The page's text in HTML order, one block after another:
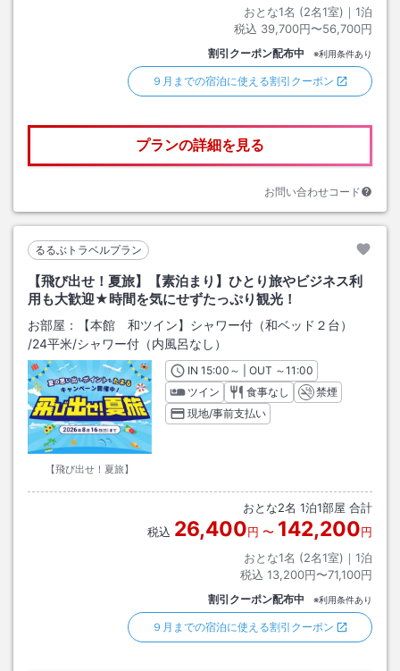
おとな1名 (2名1室)｜ 1泊
税込 39,700円〜56,700円
割引クーポン配布中 ※利用条件あり
９月までの宿泊に使える割引クーポン
プランの詳細を見る
お問い合わせコード
るるぶトラベルプラン
【飛び出せ！夏旅】【素泊まり】ひとり旅やビジネス利
用も大歓迎★時間を気にせずたっぷり観光！
お部屋：
【本館 和ツイン】シャワー付（和ベッド２台）
/24平米/シャワー付（内風呂なし）
【飛び出せ！夏旅】
INチェックイン
15:00 ～ | OUT チェックアウト
～11:00
ツイン
食事なし
禁煙
現地/事前支払い
おとな2名 1泊1部屋 合計
税込 26,400円 〜 142,200円
おとな1名 (2名1室)｜ 1泊
税込 13,200円〜71,100円
割引クーポン配布中 ※利用条件あり
９月までの宿泊に使える割引クーポン